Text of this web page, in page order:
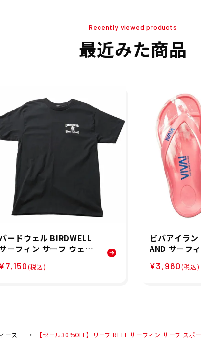
Recently viewed products
最近みた商品
ードウェル BIRDWELL
サーフィン サーフ ウェア
ate T-Shirt 1TS1-0003-
¥7,150(税込)
ビバアイラ
AND サーフ
JAPAN FLIP
¥3,960(税込)
ース
【セール30%OFF】リーフ REEF サーフィン サーフ ス